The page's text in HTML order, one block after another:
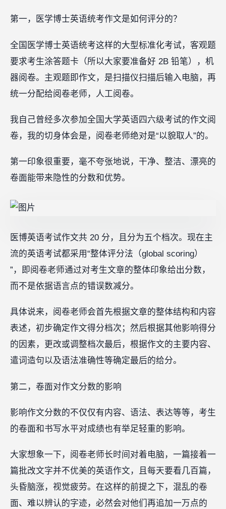
第一，医学博士英语统考作文是如何评分的？
全国医学博士英语统考这样的大型标准化考试，客观题
要求考生涂答题卡（所以大家要准备好 2B 铅笔），机
器阅卷。主观题即作文，是扫描仪扫描后输入电脑，再
统一分配给阅卷老师，人工阅卷。
我自己曾经多次参加全国大学英语四六级考试的作文阅
卷，我的切身体会是，阅卷老师绝对是“以貌取人”的。
第一印象很重要，毫不夸张地说，干净、整洁、漂亮的
卷面能带来隐性的分数和优势。
医博英语考试作文共 20 分，且分为五个档次。现在主
流的英语考试都采用“整体评分法（global scoring）
”，即阅卷老师通过对考生文章的整体印象给出分数，
而不是依据语言点的错误数减分。
具体说来，阅卷老师会首先根据文章的整体结构和内容
表述，初步确定作文得分档次；然后根据其他影响得分
的因素，更改或调整档次最后，根据作文的主要内容、
遣词造句以及语法准确性等确定最后的给分。
第二，卷面对作文分数的影响
影响作文分数的不仅仅有内容、语法、表达等等，考生
的卷面和书写水平对成绩也有举足轻重的影响。
大家想象一下，阅卷老师长时间对着电脑，一篇接着一
篇批改文字并不优美的英语作文，且每天要看几百篇，
头昏脑涨，视觉疲劳。在这样的前提之下，混乱的卷
面、难以辨认的字迹，必然会对他们再追加一万点的